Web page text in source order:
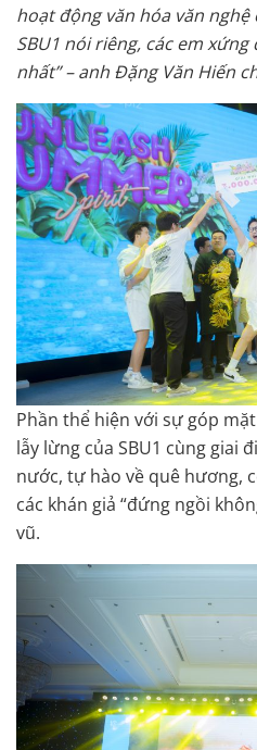
hoạt động văn hóa văn
SBU1 nói riêng, các em
nhất” – anh Đặng Văn Hiến
Phần thể hiện với sự góp
lẫy lừng của SBU1 cùng giai
nước, tự hào về quê hương,
các khán giả “đứng ngồi
vũ.